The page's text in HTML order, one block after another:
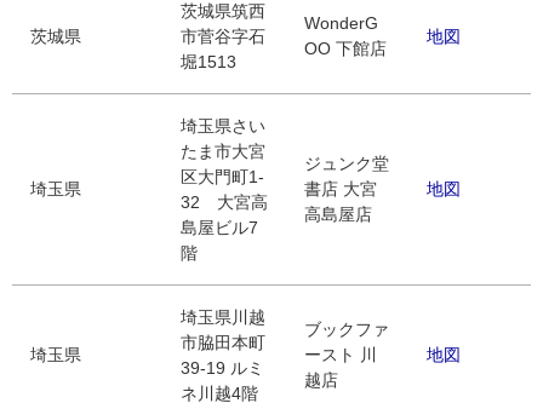
茨城県
茨城県筑西
市菅谷字石
堀1513
WonderG
OO 下館店
地図
埼玉県
埼玉県さい
たま市大宮
区大門町1-
32 大宮高
島屋ビル7
階
ジュンク堂
書店 大宮
高島屋店
地図
埼玉県
埼玉県川越
市脇田本町
39-19 ルミ
ネ川越4階
ブックファ
ースト 川
越店
地図